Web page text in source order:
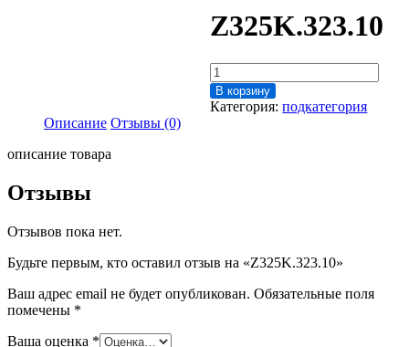
Z325K.323.10
Количество
товара
Z325K.323.10
В корзину
Категория:подкатегория
Описание Отзывы (0)
описание товара
Отзывы
Отзывов пока нет.
Будьте первым, кто оставил отзыв на «Z325K.323.10»
Ваш адрес email не будет опубликован. Обязательные поля
помечены *
Ваша оценка *